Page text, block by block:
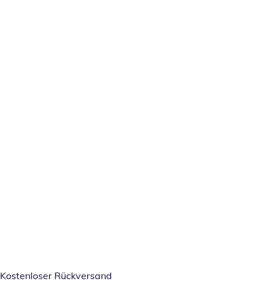
Kostenloser Rückversand